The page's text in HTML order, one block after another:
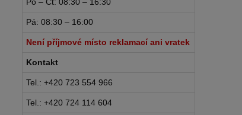
Pá: 08:30 – 16:00
Není příjmové místo reklamací ani vratek
Kontakt
Tel.: +420 723 554 966
Tel.: +420 724 114 604